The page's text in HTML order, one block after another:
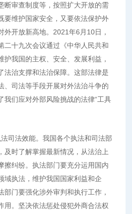
断审查制度等，按照扩大开放的需
要维护国家安全，又要依法保护外
外开放新高地。2021年6月10日，
二十九次会议通过《中华人民共和
护我国的主权、安全、发展利益，
法治支撑和法治保障。这部法律是
、司法等手段开展对外法治斗争的
我们应对外部风险挑战的法律“工具
司法效能。我国各个执法和司法部
及时了解掌握最新情况，从法治上
擦纠纷。执法部门要充分运用国内
域执法，维护我国国家利益和企
部门要强化涉外审判和执行工作，
用。坚决依法惩处侵犯外商合法权